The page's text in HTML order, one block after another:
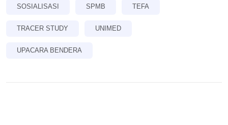
SOSIALISASI SPMB TEFA
TRACER STUDY UNIMED
UPACARA BENDERA